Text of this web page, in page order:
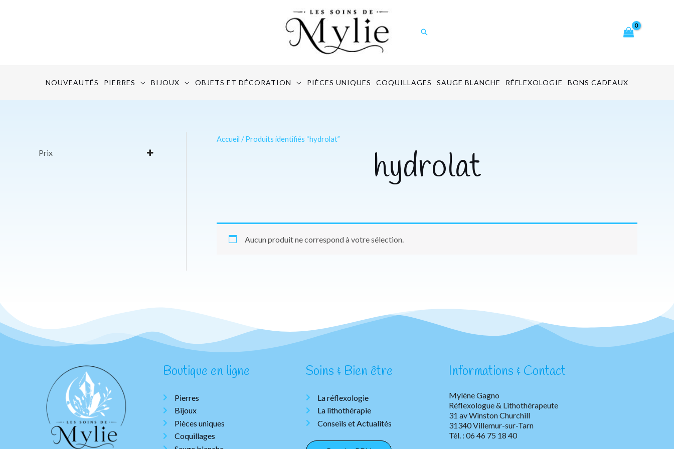
Rechercher
NOUVEAUTÉS PIERRES BIJOUX OBJETS ET DÉCORATION PIÈCES UNIQUES COQUILLAGES SAUGE BLANCHE RÉFLEXOLOGIE BONS CADEAUX
Prix
Accueil / Produits identifiés “hydrolat”
hydrolat
Aucun produit ne correspond à votre sélection.
Boutique en ligne
Pierres
Bijoux
Pièces uniques
Coquillages
Soins & Bien être
La réflexologie
La lithothérapie
Conseils et Actualités
Informations & Contact
Mylène Gagno
Réflexologue & Lithothérapeute
31 av Winston Churchill
31340 Villemur-sur-Tarn
Tél. : 06 46 75 18 40